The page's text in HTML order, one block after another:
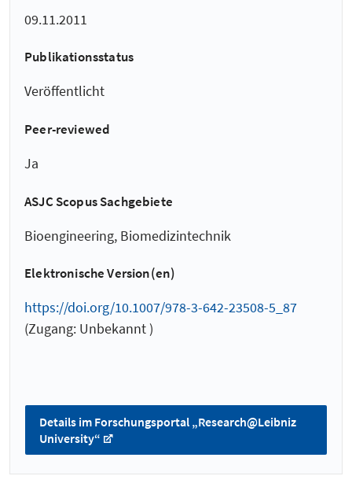
09.11.2011
Publikationsstatus
Veröffentlicht
Peer-reviewed
Ja
ASJC Scopus Sachgebiete
Bioengineering, Biomedizintechnik
Elektronische Version(en)
https://doi.org/10.1007/978-3-642-23508-5_87
(Zugang: Unbekannt )
Details im Forschungsportal „Research@Leibniz
University“